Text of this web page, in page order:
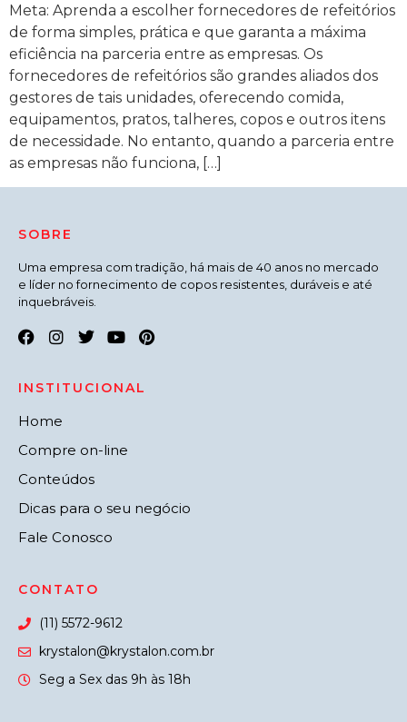
Meta: Aprenda a escolher fornecedores de refeitórios
de forma simples, prática e que garanta a máxima
eficiência na parceria entre as empresas. Os
fornecedores de refeitórios são grandes aliados dos
gestores de tais unidades, oferecendo comida,
equipamentos, pratos, talheres, copos e outros itens
de necessidade. No entanto, quando a parceria entre
as empresas não funciona, […]
SOBRE
Uma empresa com tradição, há mais de 40 anos no mercado
e líder no fornecimento de copos resistentes, duráveis e até
inquebráveis.
INSTITUCIONAL
Home
Compre on-line
Conteúdos
Dicas para o seu negócio
Fale Conosco
CONTATO
(11) 5572-9612
krystalon@krystalon.com.br
Seg a Sex das 9h às 18h